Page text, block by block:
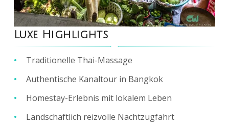
1/6
Luxe Highlights
Traditionelle Thai-Massage
Authentische Kanaltour in Bangkok
Homestay-Erlebnis mit lokalem Leben
Landschaftlich reizvolle Nachtzugfahrt